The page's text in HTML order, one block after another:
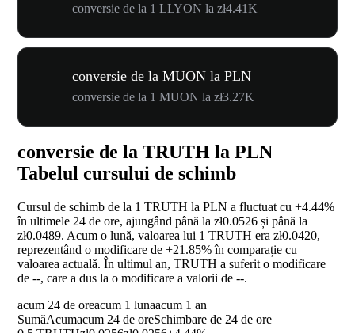
conversie de la 1 LLYON la zł4.41K
conversie de la MUON la PLN
conversie de la 1 MUON la zł3.27K
conversie de la TRUTH la PLN
Tabelul cursului de schimb
Cursul de schimb de la 1 TRUTH la PLN a fluctuat cu +4.44%
în ultimele 24 de ore, ajungând până la zł0.0526 și până la
zł0.0489. Acum o lună, valoarea lui 1 TRUTH era zł0.0420,
reprezentând o modificare de +21.85%în comparație cu
valoarea actuală. În ultimul an, TRUTH a suferit o modificare
de --, care a dus la o modificare a valorii de --.
acum 24 de oreacum 1 lunaacum 1 an
SumăAcumacum 24 de oreSchimbare de 24 de ore